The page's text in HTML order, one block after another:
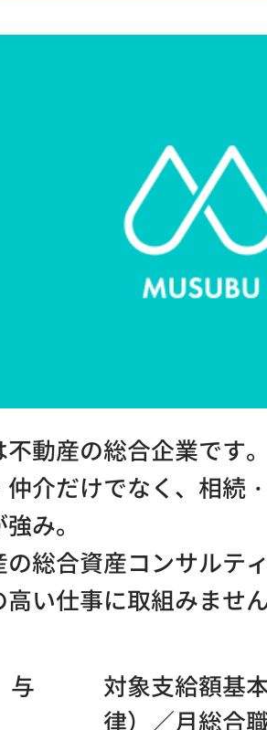
不動産の総合企業です
仲介だけでなく、相続
み。
の総合資産コンサルテ
高い仕事に取組みませ
対象支給額基
律）／月総合